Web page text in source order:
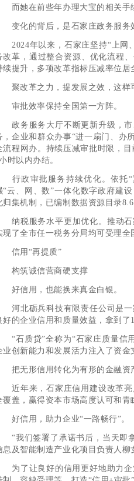
她在前些年办理大宝的相关手
化的背后，是石家庄政务服务
年以来，石家庄坚持“上网、
改革，通过整合资源、优化流程
续提升，多项改革指标压减率位居
改革之力，提发展之效，这样
批效率保持全国第一方阵。
务服务大厅不断更新升级，市
，企业和群众办事“进一扇门、办
流程网办。持续压减审批时限，
时以内办结。
政审批服务持续优化。依托“
“云、网、数”一体化数字政府建
归集机制，已编制数据资源目录
税服务水平更加优化。推动石
现了全市任一税务分局均可受理全
用“再提质”
筑诚信营商硬支撑
信用，也能换来真金白银。
北砺兵科技有限责任公司是一
好的企业信用和质量效益，拿到
石质贷”全称为“石家庄质量信用
业创新能力和发展活力注入了资金
无形信用转化为有形的金融资
年来，石家庄信用建设改革亮
覆盖，赢得资本市场高度认可和青
信用，助力企业“一路畅行”。
我们签署了承诺书后，当天即拿
息及智能制造产业化项目负责人柳
了让良好的信用更好地助力企